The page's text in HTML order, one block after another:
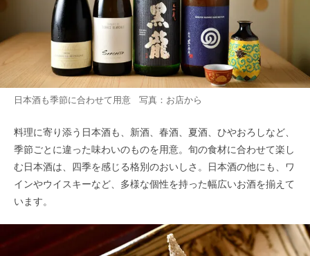
日本酒も季節に合わせて用意 写真：お店から
料理に寄り添う日本酒も、新酒、春酒、夏酒、ひやおろしなど、
季節ごとに違った味わいのものを用意。旬の食材に合わせて楽し
む日本酒は、四季を感じる格別のおいしさ。日本酒の他にも、ワ
インやウイスキーなど、多様な個性を持った幅広いお酒を揃えて
います。